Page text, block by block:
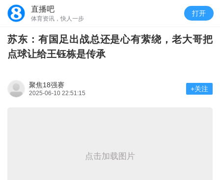
直播吧
体育资讯，快人一步
打开
苏东：有国足出战总还是心有萦绕，老大哥把
点球让给王钰栋是传承
聚焦18强赛
2025-06-10 22:51:15
+关注
点击加载图片